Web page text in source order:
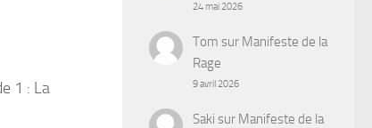
1 : La
24 mai 2026
Tom sur Manifeste de la
Rage
9 avril 2026
Saki sur Manifeste de la